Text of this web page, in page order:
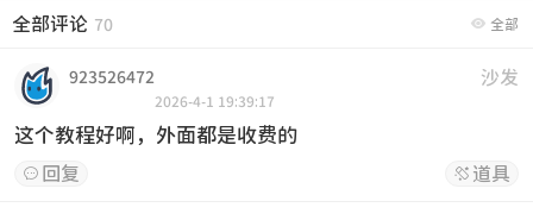
 全部
全部评论 70
沙发
923526472
2026-4-1 19:39:17
这个教程好啊，外面都是收费的
 回复  道具